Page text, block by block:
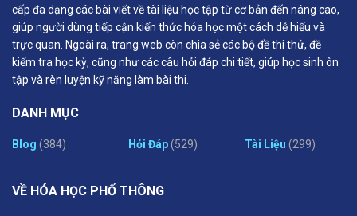
cấp đa dạng các bài viết về tài liệu học tập từ cơ bản đến nâng cao,
giúp người dùng tiếp cận kiến thức hóa học một cách dễ hiểu và
trực quan. Ngoài ra, trang web còn chia sẻ các bộ đề thi thử, đề
kiểm tra học kỳ, cũng như các câu hỏi đáp chi tiết, giúp học sinh ôn
tập và rèn luyện kỹ năng làm bài thi.
DANH MỤC
Blog (384) Hỏi Đáp(529) Tài Liệu (299)
VỀ HÓA HỌC PHỔ THÔNG